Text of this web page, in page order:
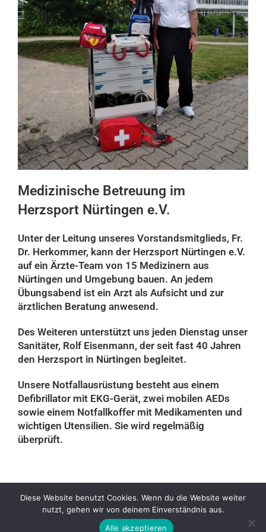
Medizinische Betreuung im
Herzsport Nürtingen e.V.
Unter der Leitung unseres Vorstandsmitglieds, Fr.
Dr. Herkommer, kann der Herzsport Nürtingen e.V.
auf ein Ärzte-Team von 15 Medizinern aus
Nürtingen und Umgebung bauen. An jedem
Übungsabend ist ein Arzt als Aufsicht und zur
ärztlichen Beratung anwesend.
Des Weiteren unterstützt uns jeden Dienstag unser
Sanitäter, Rolf Eisenmann, der seit fast 40 Jahren
den Herzsport in Nürtingen begleitet.
Unsere Notfallausrüstung besteht aus einem
Defibrillator mit EKG-Gerät, zwei mobilen AEDs
sowie einem Notfallkoffer mit Medikamenten und
wichtigen Utensilien. Sie wird regelmäßig
überprüft.
Diese Website benutzt Cookies. Wenn du die Website weiter
nutzt, gehen wir von deinem Einverständnis aus.
Alle akzeptieren